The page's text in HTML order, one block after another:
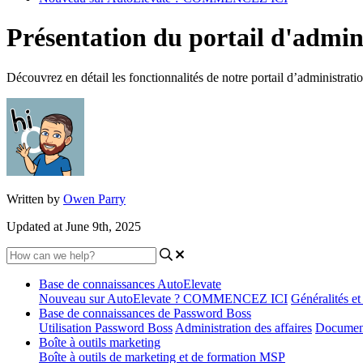
Présentation du portail
Découvrez en détail les fonctionnalités de notre portail
Written by Owen Parry
Updated at June 9th, 2025
Base de connaissances AutoElevate
Nouveau sur AutoElevate ? COMMENCEZ ICI Généralités
Base de connaissances de Password Boss
Utilisation Password Boss Administration des affaires
Boîte à outils marketing
Boîte à outils de marketing et de formation MSP